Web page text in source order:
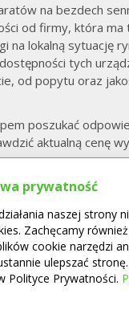
na bezdech
od firmy, która ma
na lokalną sytuację
tych
od popytu oraz
poszukać
aktualną cenę
miejsca
mogą się one
momencie sprzęt.
zakupu zamiast
skonsultuj się ze
prywatność
naszej strony
Zachęcamy
cookie narzędzi
ulepszać
Polityce Prywatności.